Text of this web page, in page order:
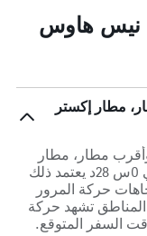
نيس هاوس
مطار إكستر
وأقرب مطار، مطار
إكستر الدولى، تستغرق القيادة عادةً حوالي 0س 28د يعتمد ذلك
حركة المرور
تشهد حركة
السفر المتوقع.